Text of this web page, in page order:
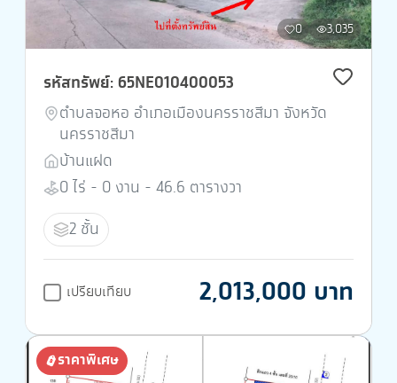
0 3,035
รหัสทรัพย์: 65NE010400053
ตำบลจอหอ อำเภอเมืองนครราชสีมา จังหวัด
นครราชสีมา
บ้านแฝด
0 ไร่ - 0 งาน - 46.6 ตารางวา
2 ชั้น
เปรียบเทียบ 2,013,000 บาท
ราคาพิเศษ